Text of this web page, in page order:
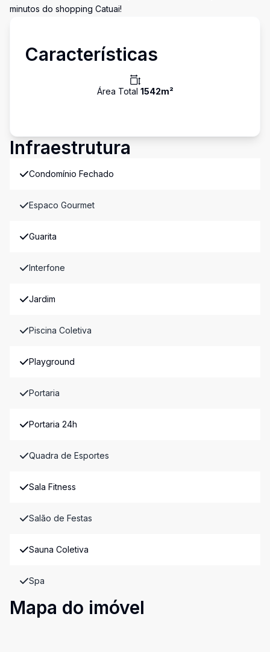
minutos do shopping Catuai!
Características
Área Total 1542m²
Infraestrutura
Condomínio Fechado
Espaco Gourmet
Guarita
Interfone
Jardim
Piscina Coletiva
Playground
Portaria
Portaria 24h
Quadra de Esportes
Sala Fitness
Salão de Festas
Sauna Coletiva
Spa
Mapa do imóvel